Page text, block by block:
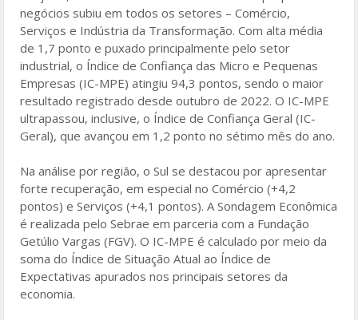
k
negócios subiu em todos os setores – Comércio,
Serviços e Indústria da Transformação. Com alta média
de 1,7 ponto e puxado principalmente pelo setor
industrial, o Índice de Confiança das Micro e Pequenas
Empresas (IC-MPE) atingiu 94,3 pontos, sendo o maior
resultado registrado desde outubro de 2022. O IC-MPE
ultrapassou, inclusive, o Índice de Confiança Geral (IC-
Geral), que avançou em 1,2 ponto no sétimo mês do ano.
Na análise por região, o Sul se destacou por apresentar
forte recuperação, em especial no Comércio (+4,2
pontos) e Serviços (+4,1 pontos). A Sondagem Econômica
é realizada pelo Sebrae em parceria com a Fundação
Getúlio Vargas (FGV). O IC-MPE é calculado por meio da
soma do Índice de Situação Atual ao Índice de
Expectativas apurados nos principais setores da
economia.